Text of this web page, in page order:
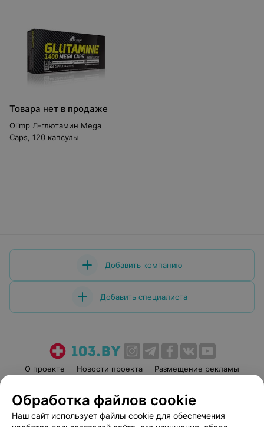
Товара нет в продаже
Olimp Л-глютамин Mega
Caps, 120 капсулы
Добавить компанию
Добавить специалиста
О проекте Новости проекта
Размещение рекламы
Пользовательское соглашение
Способы оплаты
Вакансии
Партнеры
Обработка файлов cookie
Наш сайт использует файлы cookie для обеспечения